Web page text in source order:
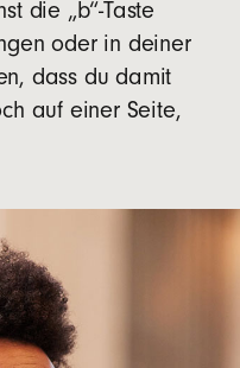
die „b“-Taste
oder in deiner
dass du damit
auf einer Seite,